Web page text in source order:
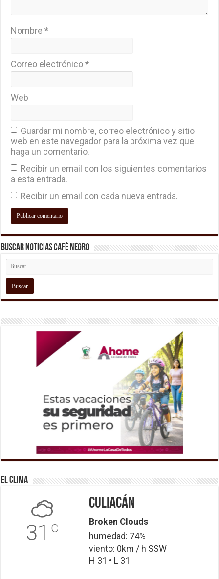
Nombre*
Correo electrónico*
Web
Guardar mi nombre, correo electrónico y sitio
web en este navegador para la próxima vez que
haga un comentario.
Recibir un email con los siguientes comentarios
a esta entrada.
Recibir un email con cada nueva entrada.
Buscar Noticias Café Negro
El Clima
31 C
Culiacán
Broken Clouds
humedad: 74%
viento: 0km / h SSW
H 31 • L 31